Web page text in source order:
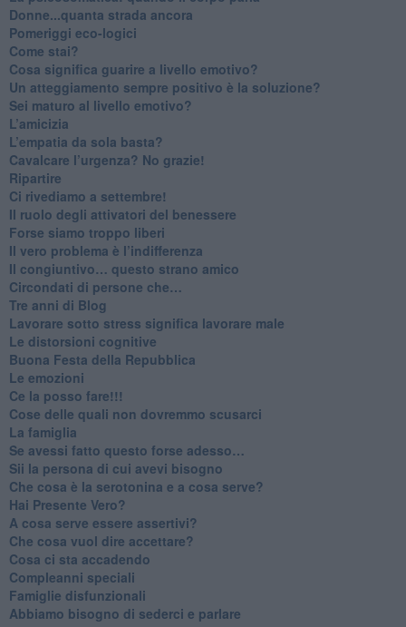
Donne...quanta strada ancora
​Pomeriggi eco-logici
​Come stai?
Cosa significa guarire a livello emotivo?
​Un atteggiamento sempre positivo è la soluzione?
​Sei maturo al livello emotivo?
​L’amicizia
​L’empatia da sola basta?
​Cavalcare l’urgenza? No grazie!
Ripartire
​Ci rivediamo a settembre!
​Il ruolo degli attivatori del benessere
​Forse siamo troppo liberi
​Il vero problema è l’indifferenza
​Il congiuntivo… questo strano amico
​Circondati di persone che…
​Tre anni di Blog
​Lavorare sotto stress significa lavorare male
​Le distorsioni cognitive
​Buona Festa della Repubblica
Le emozioni
​Ce la posso fare!!!
​Cose delle quali non dovremmo scusarci
​La famiglia
​Se avessi fatto questo forse adesso…
​Sii la persona di cui avevi bisogno
Che cosa è la serotonina e a cosa serve?
​Hai Presente Vero?
A cosa serve essere assertivi?
​Che cosa vuol dire accettare?
​Cosa ci sta accadendo
​Compleanni speciali
​Famiglie disfunzionali
​Abbiamo bisogno di sederci e parlare